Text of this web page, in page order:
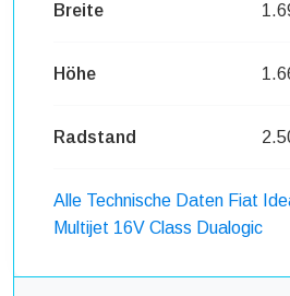
Breite
Höhe
Radstand
Alle Technische Daten Fiat
Multijet 16V Class Dualogic